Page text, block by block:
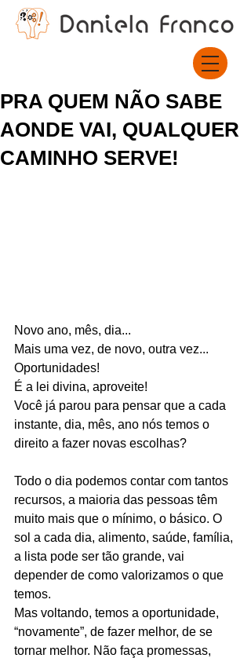
PRA QUEM NÃO SABE
AONDE VAI, QUALQUER
CAMINHO SERVE!
Novo ano, mês, dia...
Mais uma vez, de novo, outra vez...
Oportunidades!
É a lei divina, aproveite!
Você já parou para pensar que a cada
instante, dia, mês, ano nós temos o
direito a fazer novas escolhas?
Todo o dia podemos contar com tantos
recursos, a maioria das pessoas têm
muito mais que o mínimo, o básico. O
sol a cada dia, alimento, saúde, família,
a lista pode ser tão grande, vai
depender de como valorizamos o que
temos.
Mas voltando, temos a oportunidade,
“novamente”, de fazer melhor, de se
tornar melhor. Não faça promessas,